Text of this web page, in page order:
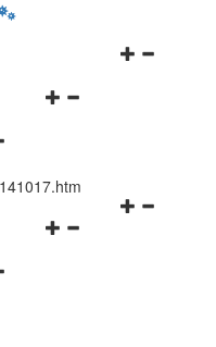
Navigationsmenü
Navigationsmenü